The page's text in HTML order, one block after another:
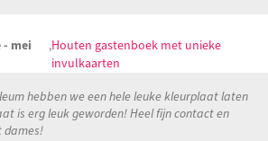
- mei
,Houten gastenboek met unieke
invulkaarten
hebben we een hele leuke kleurplaat laten
is erg leuk geworden! Heel fijn contact en
dames!